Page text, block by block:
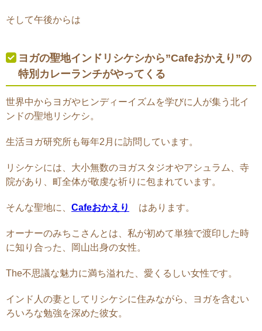
そして午後からは
ヨガの聖地インドリシケシから”Cafeおかえり”の
特別カレーランチがやってくる
世界中からヨガやヒンディーイズムを学びに人が集う北イ
ンドの聖地リシケシ。
生活ヨガ研究所も毎年2月に訪問しています。
リシケシには、大小無数のヨガスタジオやアシュラム、寺
院があり、町全体が敬虔な祈りに包まれています。
そんな聖地に、 Cafeおかえり はあります。
オーナーのみちこさんとは、私が初めて単独で渡印した時
に知り合った、岡山出身の女性。
The不思議な魅力に満ち溢れた、愛くるしい女性です。
インド人の妻としてリシケシに住みながら、ヨガを含むい
ろいろな勉強を深めた彼女。